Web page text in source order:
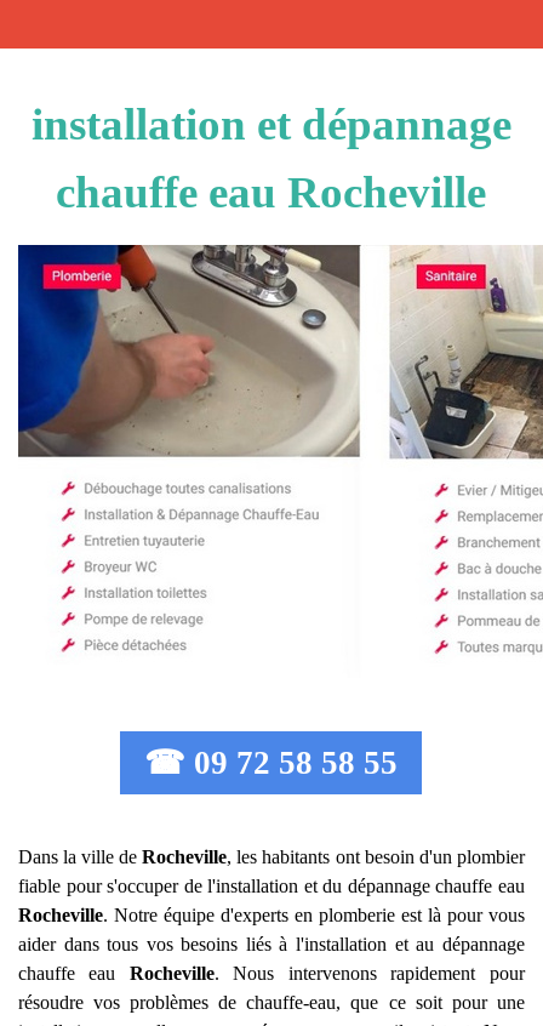
installation et dépannage
chauffe eau Rocheville
☎ 09 72 58 58 55
Dans la ville deRocheville, les habitants ont besoin d'un plombier
fiable pour s'occuper de l'installation et du dépannage chauffe eau
Rocheville. Notre équipe d'experts en plomberie est là pour vous
aider dans tous vos besoins liés à l'installation et au dépannage
chauffe eau Rocheville. Nous intervenons rapidement pour
résoudre vos problèmes de chauffe-eau, que ce soit pour une